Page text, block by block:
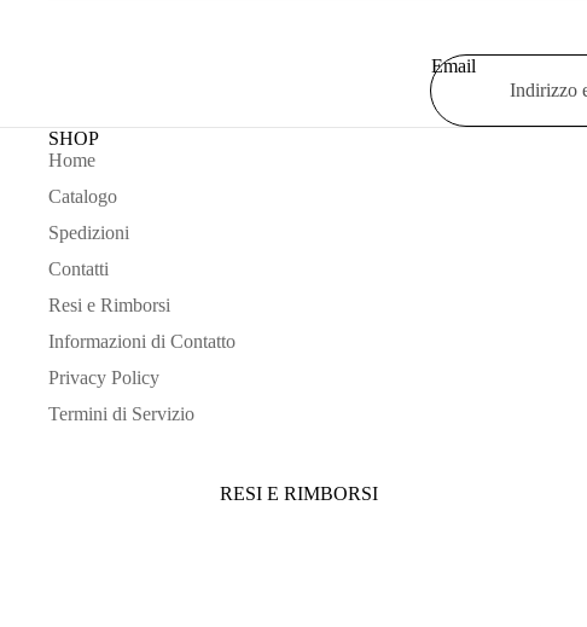
RESI E RIMBORSI
Email
SHOP
Home
Catalogo
Spedizioni
Contatti
Resi e Rimborsi
Informazioni di Contatto
Privacy Policy
Termini di Servizio